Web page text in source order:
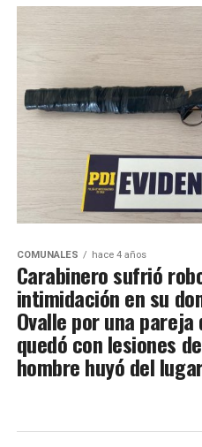
COMUNALES hace 4 años
Carabinero sufrió
intimidación en su
Ovalle por una
quedó con lesiones
hombre huyó del